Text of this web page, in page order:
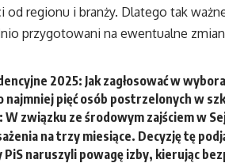
regionu i branży. Dlatego tak
przygotowani na ewentualne
2025: Jak zagłosować w
najmniej pięć osób postrzelonych w
związku ze środowym zajściem w
na trzy miesiące. Decyzję tę
PiS naruszyli powagę izby, kierując